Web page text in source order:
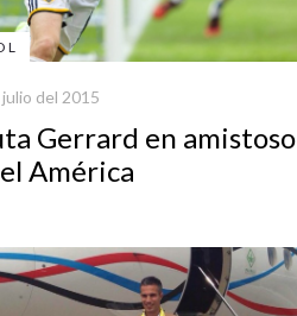
del 2015
Gerrard en amistoso
América